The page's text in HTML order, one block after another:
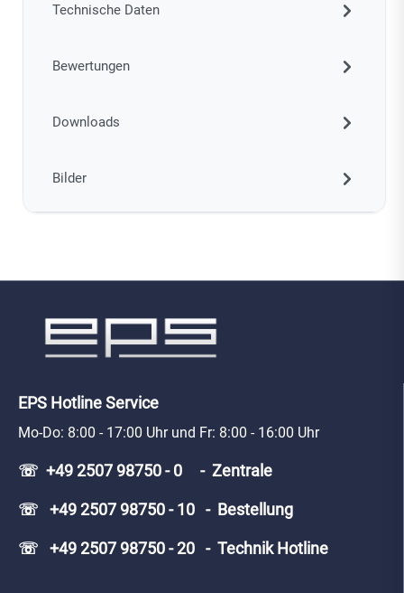
Technische Daten
Bewertungen
Downloads
Bilder
EPS Hotline Service
Mo-Do: 8:00 - 17:00 Uhr und Fr: 8:00 - 16:00 Uhr
☏ +49 2507 98750 - 0 - Zentrale
☏ +49 2507 98750 - 10 - Bestellung
☏ +49 2507 98750 - 20 - Technik Hotline